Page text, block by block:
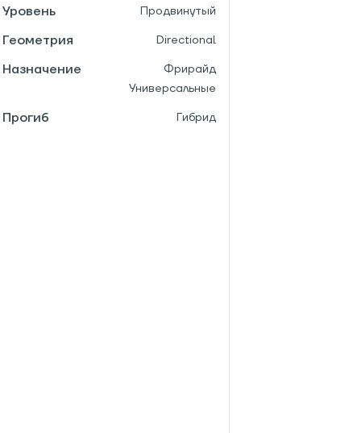
Уровень Продвинутый
Геометрия Directional
Назначение
Фрирайд
Универсальные
Прогиб Гибрид